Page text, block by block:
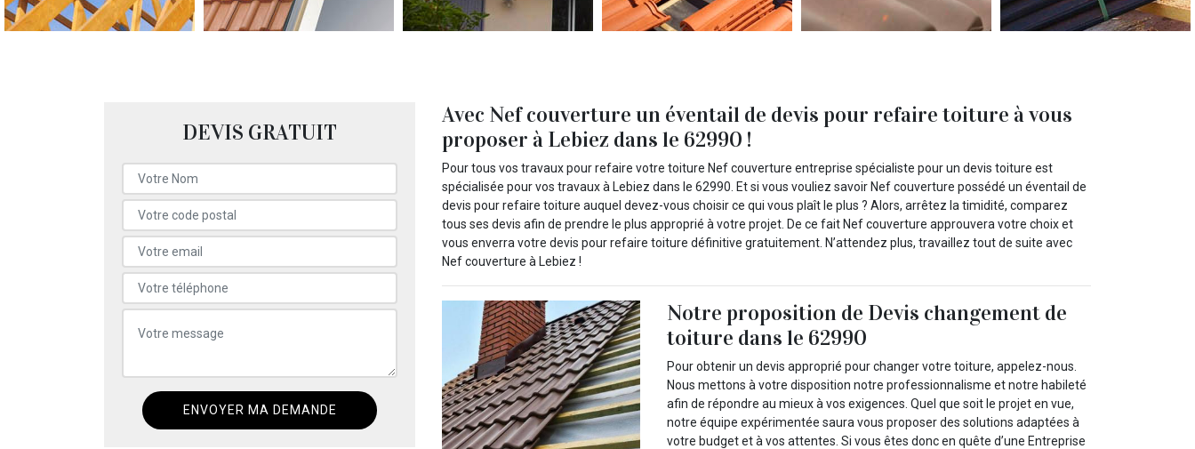
DEVIS GRATUIT
Avec Nef couverture un éventail de devis pour refaire toiture à vous
proposer à Lebiez dans le 62990 !
Pour tous vos travaux pour refaire votre toiture Nef couverture entreprise spécialiste pour un devis toiture est
spécialisée pour vos travaux à Lebiez dans le 62990. Et si vous vouliez savoir Nef couverture possédé un éventail de
devis pour refaire toiture auquel devez-vous choisir ce qui vous plaît le plus ? Alors, arrêtez la timidité, comparez
tous ses devis afin de prendre le plus approprié à votre projet. De ce fait Nef couverture approuvera votre choix et
vous enverra votre devis pour refaire toiture définitive gratuitement. N’attendez plus, travaillez tout de suite avec
Nef couverture à Lebiez !
Notre proposition de Devis changement de
toiture dans le 62990
Pour obtenir un devis approprié pour changer votre toiture, appelez-nous.
Nous mettons à votre disposition notre professionnalisme et notre habileté
afin de répondre au mieux à vos exigences. Quel que soit le projet en vue,
notre équipe expérimentée saura vous proposer des solutions adaptées à
votre budget et à vos attentes. Si vous êtes donc en quête d’une Entreprise